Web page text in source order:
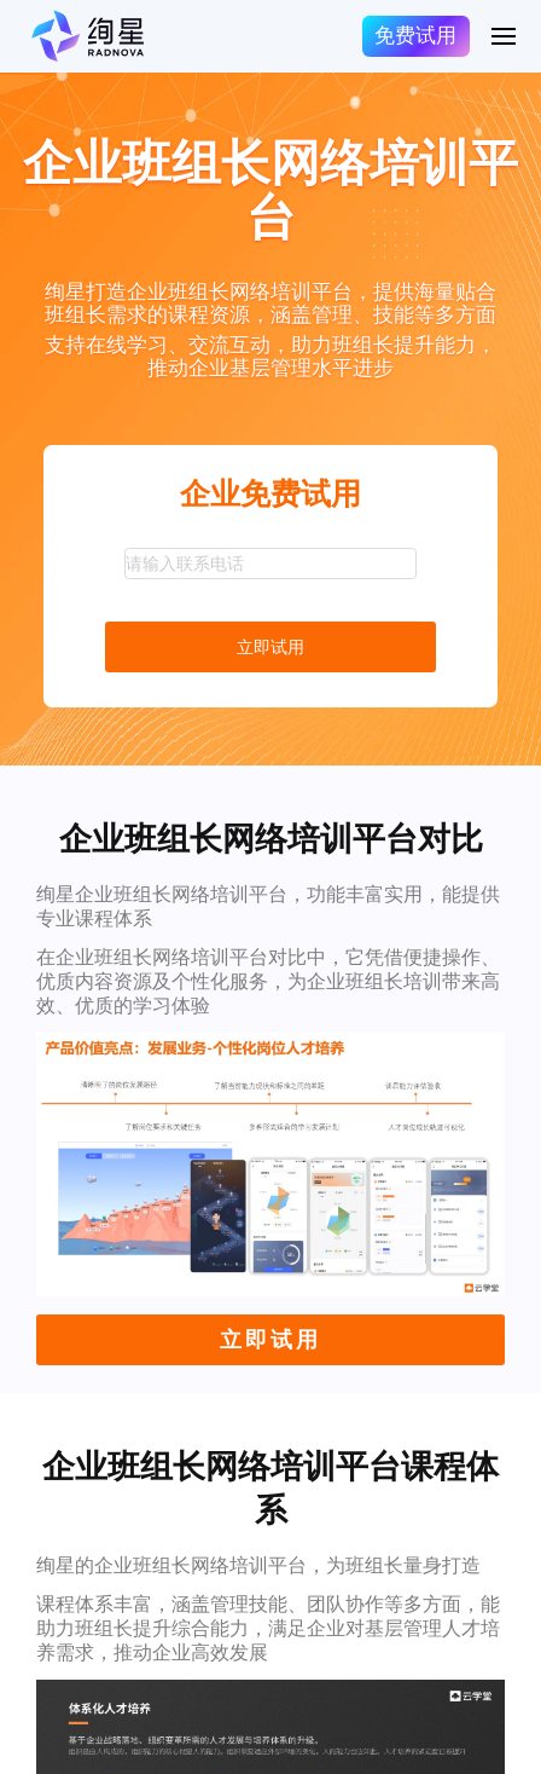
免费试用
企业班组长网络培训平
台
绚星打造企业班组长网络培训平台，提供海量贴合
班组长需求的课程资源，涵盖管理、技能等多方面
支持在线学习、交流互动，助力班组长提升能力，
推动企业基层管理水平进步
企业免费试用
立即试用
企业班组长网络培训平台对比
绚星企业班组长网络培训平台，功能丰富实用，能提供
专业课程体系
在企业班组长网络培训平台对比中，它凭借便捷操作、
优质内容资源及个性化服务，为企业班组长培训带来高
效、优质的学习体验
立即试用
企业班组长网络培训平台课程体
系
绚星的企业班组长网络培训平台，为班组长量身打造
课程体系丰富，涵盖管理技能、团队协作等多方面，能
助力班组长提升综合能力，满足企业对基层管理人才培
养需求，推动企业高效发展